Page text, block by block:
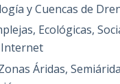
y Cuencas de
Ecológicas,
Áridas,